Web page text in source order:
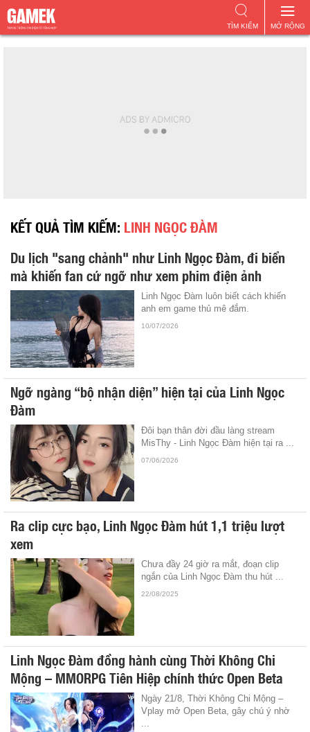
MỞ RỘNG
TÌM KIẾM
KẾT QUẢ TÌM KIẾM: LINH NGỌC ĐÀM
Du lịch "sang chảnh" như Linh Ngọc Đàm, đi biển
mà khiến fan cứ ngỡ như xem phim điện ảnh
Linh Ngọc Đàm luôn biết cách khiến
anh em game thủ mê đắm.
10/07/2026
Ngỡ ngàng “bộ nhận diện” hiện tại của Linh Ngọc
Đàm
Đôi bạn thân đời đầu làng stream
MisThy - Linh Ngọc Đàm hiện tại ra ...
07/06/2026
Ra clip cực bạo, Linh Ngọc Đàm hút 1,1 triệu lượt
xem
Chưa đầy 24 giờ ra mắt, đoạn clip
ngắn của Linh Ngọc Đàm thu hút ...
22/08/2025
Linh Ngọc Đàm đồng hành cùng Thời Không Chi
Mộng – MMORPG Tiên Hiệp chính thức Open Beta
Ngày 21/8, Thời Không Chi Mộng –
Vplay mở Open Beta, gây chú ý nhờ